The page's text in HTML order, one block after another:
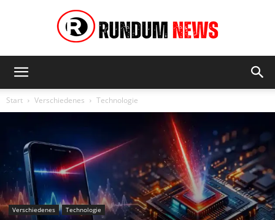
Start Verschiedenes Technologie
Verschiedenes Technologie